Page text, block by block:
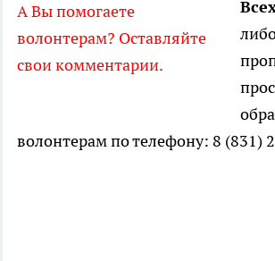
А Вы помогаете
волонтерам? Оставляйте
свои комментарии.
волонтерам по телефону: 8 (831)